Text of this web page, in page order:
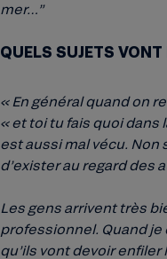
mer…”
QUELS SUJETS
« En général quand on
« et toi tu fais quoi dans
est aussi mal vécu.
d’exister au regard des
Les gens arrivent très
professionnel. Quand je
qu’ils vont devoir